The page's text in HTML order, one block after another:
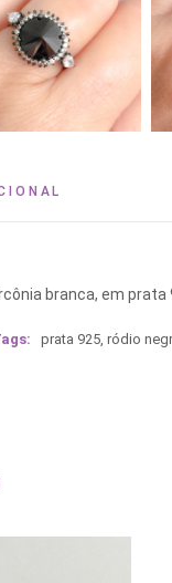
branca, em
prata 925, ródio